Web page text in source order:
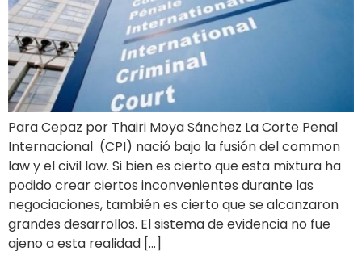
Para Cepaz por Thairi Moya Sánchez La Corte Penal
Internacional (CPI) nació bajo la fusión del common
law y el civil law. Si bien es cierto que esta mixtura ha
podido crear ciertos inconvenientes durante las
negociaciones, también es cierto que se alcanzaron
grandes desarrollos. El sistema de evidencia no fue
ajeno a esta realidad […]